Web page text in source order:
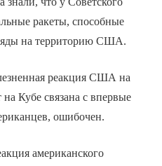
ракеты, способные
на территорию США.
реакция США на
Кубе связана с впервые
ошибочен.
американского